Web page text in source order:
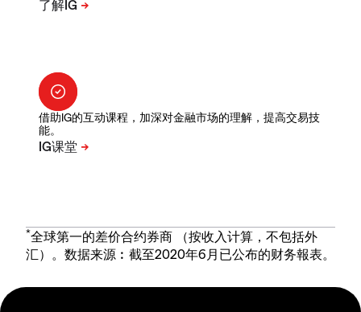
借助IG的互动课程，加深对金融市场的理解，提高交易技
能。
*全球第一的差价合约券商 （按收入计算，不包括外
汇）。数据来源︰截至2020年6月已公布的财务報表。